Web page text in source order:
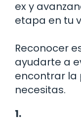
ex y
etapa en tu
Reconocer
ayudarte a
encontrar la
necesitas.
1.